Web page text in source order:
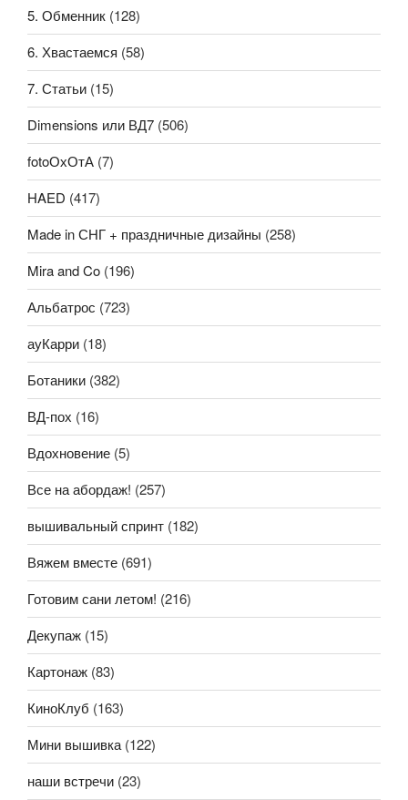
5. Обменник (128)
6. Хвастаемся (58)
7. Статьи (15)
Dimensions или ВД7 (506)
fotoОхОтА (7)
HAED (417)
Made in СНГ + праздничные дизайны (258)
Mira and Co (196)
Альбатрос (723)
ауКарри (18)
Ботаники (382)
ВД-пох (16)
Вдохновение (5)
Все на абордаж! (257)
вышивальный спринт (182)
Вяжем вместе (691)
Готовим сани летом! (216)
Декупаж (15)
Картонаж (83)
КиноКлуб (163)
Мини вышивка (122)
наши встречи (23)